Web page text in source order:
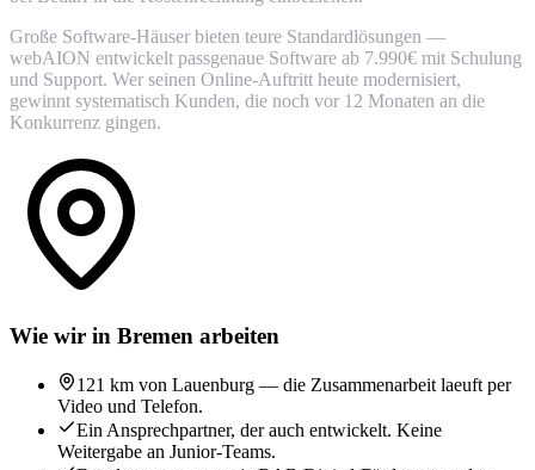
Große Software-Häuser bieten teure Standardlösungen —
webAION entwickelt passgenaue Software ab 7.990€ mit Schulung
und Support. Wer seinen Online-Auftritt heute modernisiert,
gewinnt systematisch Kunden, die noch vor 12 Monaten an die
Konkurrenz gingen.
Wie wir in Bremen arbeiten
121 km von Lauenburg — die Zusammenarbeit laeuft per
Video und Telefon.
Ein Ansprechpartner, der auch entwickelt. Keine
Weitergabe an Junior-Teams.